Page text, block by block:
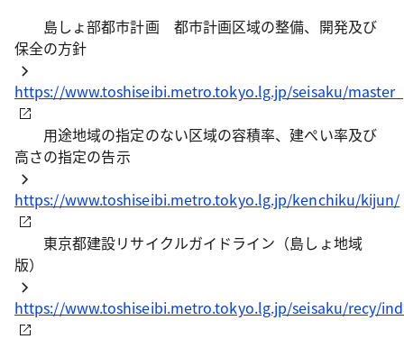
島しょ部都市計画 都市計画区域の整備、開発及び
保全の方針
https://www.toshiseibi.metro.tokyo.lg.jp/seisaku/
用途地域の指定のない区域の容積率、建ぺい率及び
高さの指定の告示
https://www.toshiseibi.metro.tokyo.lg.jp/kenchiku/kijun/
東京都建設リサイクルガイドライン（島しょ地域
版）
https://www.toshiseibi.metro.tokyo.lg.jp/seisaku/recy/